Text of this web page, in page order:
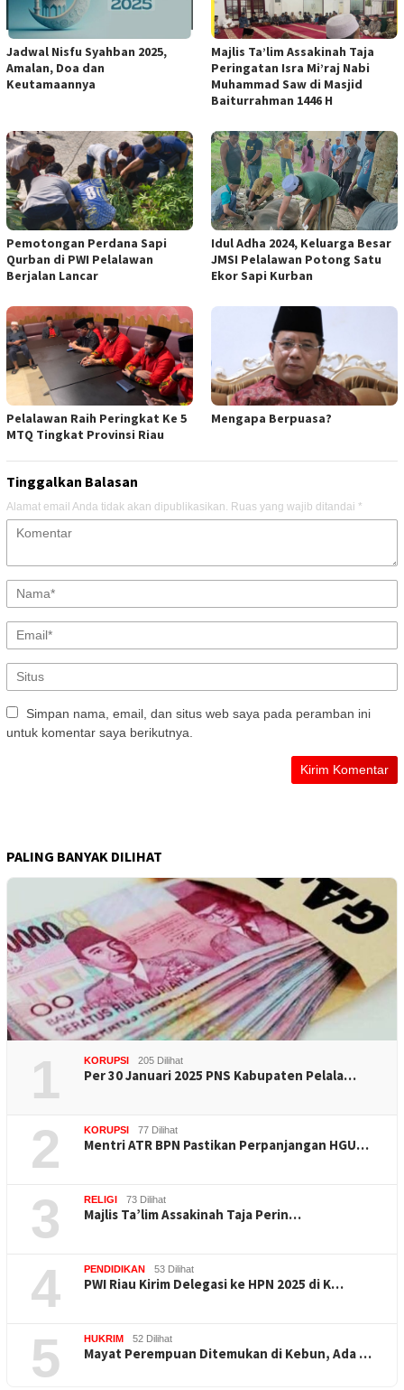
Jadwal Nisfu Syahban 2025,
Amalan, Doa dan
Keutamaannya
Majlis Ta’lim Assakinah Taja
Peringatan Isra Mi’raj Nabi
Muhammad Saw di Masjid
Baiturrahman 1446 H
Pemotongan Perdana Sapi
Qurban di PWI Pelalawan
Berjalan Lancar
Idul Adha 2024, Keluarga Besar
JMSI Pelalawan Potong Satu
Ekor Sapi Kurban
Pelalawan Raih Peringkat Ke 5
MTQ Tingkat Provinsi Riau
Mengapa Berpuasa?
Tinggalkan Balasan
Alamat email Anda tidak akan dipublikasikan. Ruas yang wajib ditandai *
Simpan nama, email, dan situs web saya pada peramban ini
untuk komentar saya berikutnya.
PALING BANYAK DILIHAT
1 KORUPSI 205 Dilihat
Per 30 Januari 2025 PNS Kabupaten Pelala…
2 KORUPSI 77 Dilihat
Mentri ATR BPN Pastikan Perpanjangan HGU…
3 RELIGI 73 Dilihat
Majlis Ta’lim Assakinah Taja Perin…
4 PENDIDIKAN 53 Dilihat
PWI Riau Kirim Delegasi ke HPN 2025 di K…
5 HUKRIM 52 Dilihat
Mayat Perempuan Ditemukan di Kebun, Ada …